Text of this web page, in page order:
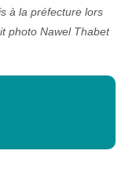
à la préfecture lors
photo Nawel Thabet